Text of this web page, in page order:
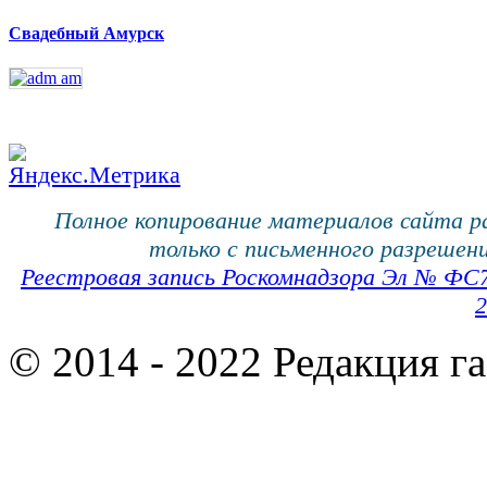
Свадебный Амурск
Полное копирование материалов сайта
только с письменного
Реестровая запись Роскомнадзора Эл №
© 2014 - 2022 Редакция